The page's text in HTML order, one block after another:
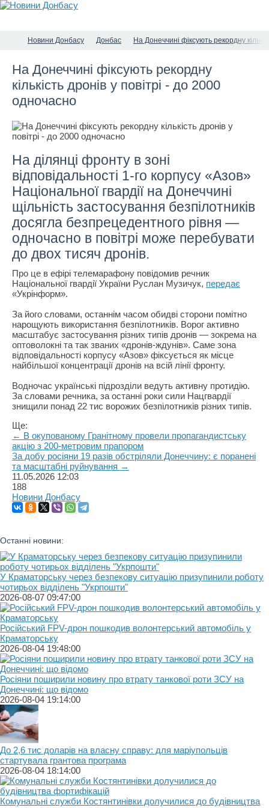
Новини Донбасу Донбас На Донеччині фіксують рекордну
На Донеччині фіксують рекордну
кількість дронів у повітрі - до 2000
одночасно
На ділянці фронту в зоні
відповідальності 1-го корпусу «Азов»
Національної гвардії на Донеччині
щільність застосування безпілотників
досягла безпрецедентного рівня —
одночасно в повітрі може перебувати
до двох тисяч дронів.
Про це в ефірі телемарафону повідомив речник
Національної гвардії України Руслан Музичук, передає
«Укрінформ».
За його словами, останнім часом обидві сторони помітно
нарощують використання безпілотників. Ворог активно
масштабує застосування різних типів дронів — зокрема на
оптоволокні та так званих «дронів-ждунів». Саме зона
відповідальності корпусу «Азов» фіксується як місце
найбільшої концентрації дронів на всій лінії фронту.
Водночас українські підрозділи ведуть активну протидію.
За словами речника, за останні роки сили Нацгвардії
знищили понад 22 тис ворожих безпілотників різних типів.
Ще:
← В окупованому Гранітному провели пропагандистську
акцію з 200-метровим прапором
За добу росіяни 19 разів обстріляли Донеччину: є поранені
та масштабні руйнування →
11.05.2026 12:03
188
Новини Донбасу
Останні новини:
У Краматорську через безпекову ситуацію призупинили роботу
чотирьох відділень "Укрпошти"
2026-08-07 09:47:00
Російський FPV-дрон пошкодив волонтерський автомобіль у
Краматорську
2026-08-04 19:48:00
Росіяни поширили новину про втрату танкової роти ЗСУ на
Донеччині: що відомо
2026-08-04 19:14:00
До 2,6 тис доларів на власну справу: для маріупольців
стартувала грантова програма
2026-08-04 18:14:00
Комунальні служби Костянтинівки долучилися до будівництва